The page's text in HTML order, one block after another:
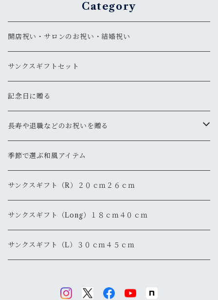
Category
開店祝い・サロンのお祝い・結婚祝い
サンクスギフトセット
記念日に贈る
長寿や退職などのお祝いを贈る
還暦
退職・退官
季節で選ぶ和風アイテム
サンクスギフト（R）２０ｃｍ２６ｃｍ
サンクスギフト（Long）１８ｃｍ４０ｃｍ
サンクスギフト（L）３０ｃｍ４５ｃｍ